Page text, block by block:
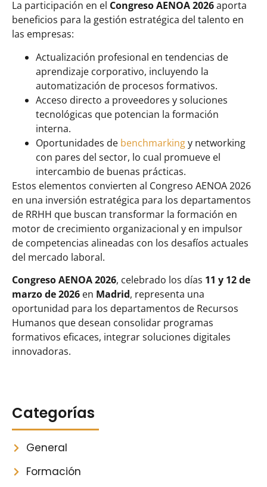
La participación en el Congreso AENOA 2026aporta
beneficios para la gestión estratégica del talento en
las empresas:
Actualización profesional en tendencias de
aprendizaje corporativo, incluyendo la
automatización de procesos formativos.
Acceso directo a proveedores y soluciones
tecnológicas que potencian la formación
interna.
Oportunidades de benchmarkingy networking
con pares del sector, lo cual promueve el
intercambio de buenas prácticas.
Estos elementos convierten al Congreso AENOA 2026
en una inversión estratégica para los departamentos
de RRHH que buscan transformar la formación en
motor de crecimiento organizacional y en impulsor
de competencias alineadas con los desafíos actuales
del mercado laboral.
Congreso AENOA 2026, celebrado los días 11 y 12 de
marzo de 2026 en Madrid, representa una
oportunidad para los departamentos de Recursos
Humanos que desean consolidar programas
formativos eficaces, integrar soluciones digitales
innovadoras.
Categorías
General
Formación